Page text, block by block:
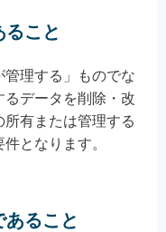
こと
理する」ものでな
データを削除・改
有または管理する
となります。
ること